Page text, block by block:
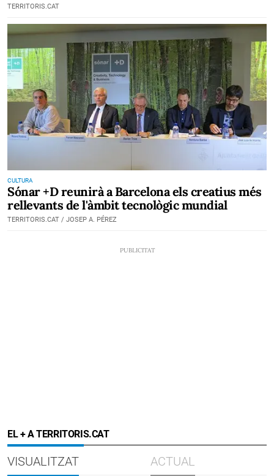
TERRITORIS.CAT
CULTURA
Sónar +D reunirà a Barcelona els creatius més
rellevants de l'àmbit tecnològic mundial
TERRITORIS.CAT / JOSEP A. PÉREZ
EL + A TERRITORIS.CAT
VISUALITZAT ACTUAL